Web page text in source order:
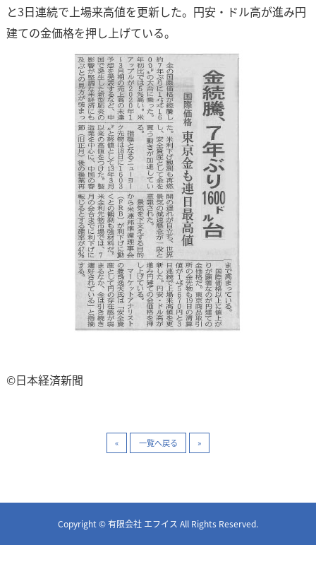
と3日連続で上場来高値を更新した。円安・ドル高が進み円
建ての金価格を押し上げている。
©日本経済新聞
« 一覧へ戻る »
Copyright © 有限会社 エフイス All Rights Reserved.